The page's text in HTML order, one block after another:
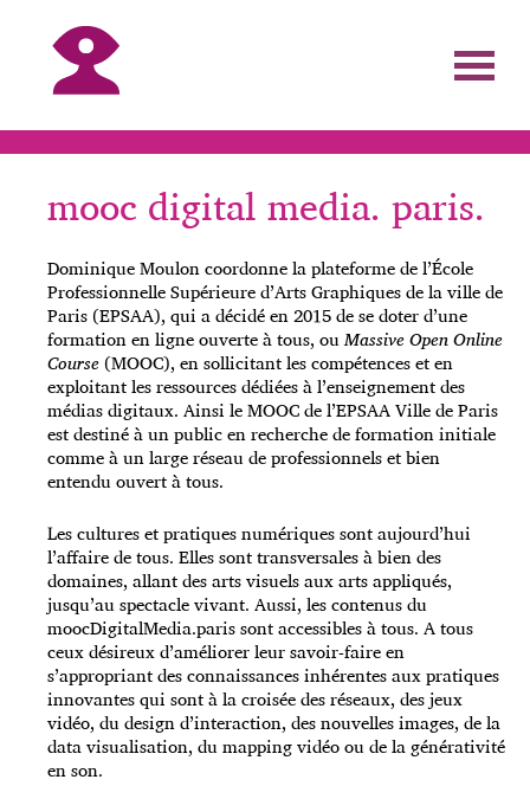
mooc digital media. paris.
Dominique Moulon coordonne la plateforme de l’École
Professionnelle Supérieure d’Arts Graphiques de la ville de
Paris (EPSAA), qui a décidé en 2015 de se doter d’une
formation en ligne ouverte à tous, ouMassive Open Online
Course (MOOC), en sollicitant les compétences et en
exploitant les ressources dédiées à l’enseignement des
médias digitaux. Ainsi le MOOC de l’EPSAA Ville de Paris
est destiné à un public en recherche de formation initiale
comme à un large réseau de professionnels et bien
entendu ouvert à tous.
Les cultures et pratiques numériques sont aujourd’hui
l’affaire de tous. Elles sont transversales à bien des
domaines, allant des arts visuels aux arts appliqués,
jusqu’au spectacle vivant. Aussi, les contenus du
moocDigitalMedia.paris sont accessibles à tous. A tous
ceux désireux d’améliorer leur savoir-faire en
s’appropriant des connaissances inhérentes aux pratiques
innovantes qui sont à la croisée des réseaux, des jeux
vidéo, du design d’interaction, des nouvelles images, de la
data visualisation, du mapping vidéo ou de la générativité
en son.